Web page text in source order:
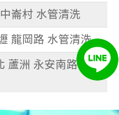
崙村 水管清洗
龍岡路 水管清洗
蘆洲 永安南路 清洗